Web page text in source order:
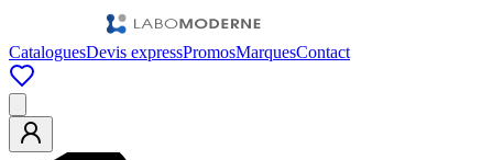
CataloguesDevis expressPromosMarquesContact